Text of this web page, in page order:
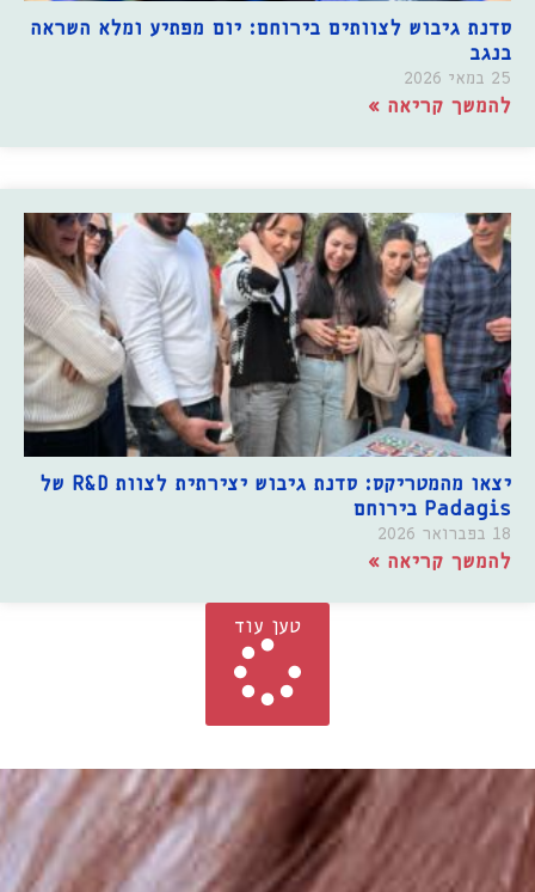
סדנת גיבוש לצוותים בירוחם: יום מפתיע ומלא השראה
בנגב
25 במאי 2026
להמשך קריאה »
יצאו מהמטריקס: סדנת גיבוש יצירתית לצוות R&D של
Padagis בירוחם
18 בפברואר 2026
להמשך קריאה »
טען עוד